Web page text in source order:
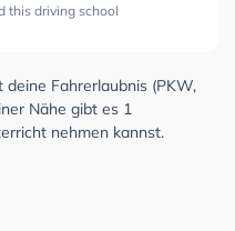
this driving school
Fahrerlaubnis (PKW,
Nähe gibt es 1
nehmen kannst.